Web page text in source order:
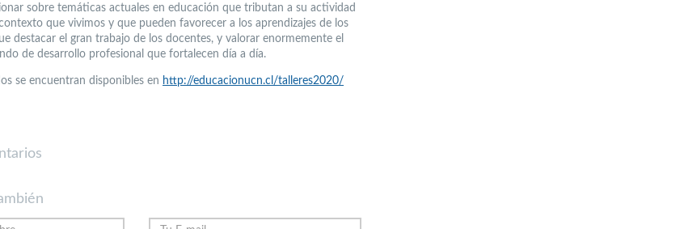
sobre temáticas actuales en educación que tributan a su actividad
que vivimos y que pueden favorecer a los aprendizajes de los
destacar el gran trabajo de los docentes, y valorar enormemente el
de desarrollo profesional que fortalecen día a día.
se encuentran disponibles en http://educacionucn.cl/talleres2020/